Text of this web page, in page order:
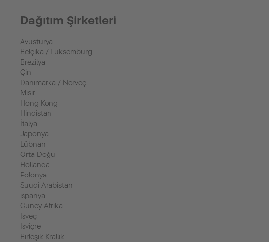
Dağıtım Şirketleri
Avusturya
Belçika / Lüksemburg
Brezilya
Çin
Danimarka / Norveç
Mısır
Hong Kong
Hindistan
İtalya
Japonya
Lübnan
Orta Doğu
Hollanda
Polonya
Suudi Arabistan
ispanya
Güney Afrika
İsveç
İsviçre
Birleşik Krallık